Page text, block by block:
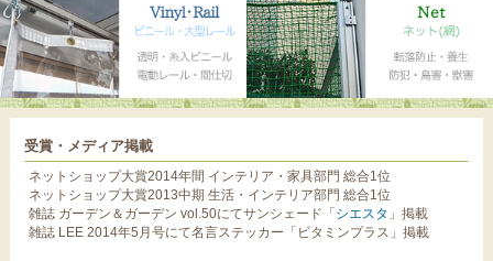
受賞・メディア掲載
ネットショップ大賞2014年間 インテリア・家具部門 総合1位
ネットショップ大賞2013中期 生活・インテリア部門 総合1位
雑誌 ガーデン＆ガーデン vol.50にてサンシェード「シエスタ 」掲載
雑誌 LEE 2014年5月号にて名言ステッカー「ビタミンプラス」掲載